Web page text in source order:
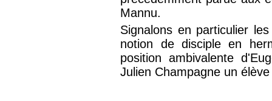
Mannu.
Signalons en particulier
notion de disciple en
position ambivalente
Julien Champagne un